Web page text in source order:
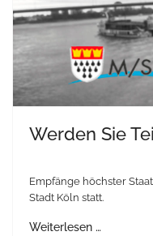
Werden Sie
Empfänge höchster
Stadt Köln statt.
Weiterlesen …